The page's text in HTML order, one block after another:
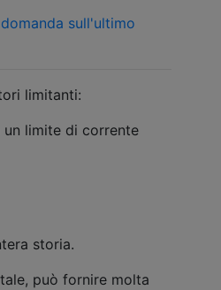
sull'ultimo
limitanti:
limite di corrente
storia.
può fornire molta